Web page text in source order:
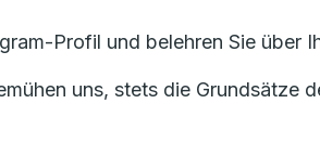
Profil und belehren Sie über
uns, stets die Grundsätze